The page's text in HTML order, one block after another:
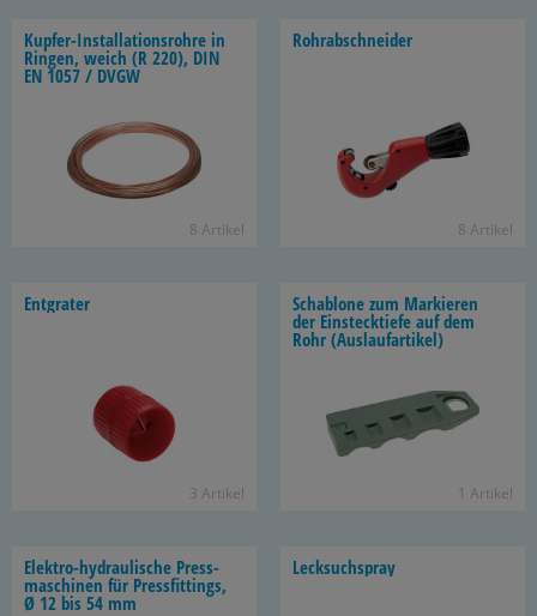
Kupfer-​Installationsrohre in
Rin­gen, weich (R 220), DIN
EN 1057 / DVGW
8 Ar­ti­kel
Rohr­ab­schnei­der
8 Ar­ti­kel
Ent­gra­ter
3 Ar­ti­kel
Scha­blo­ne zum Mar­kie­ren
der Ein­steck­tie­fe auf dem
Rohr (Aus­lauf­ar­ti­kel)
1 Ar­ti­kel
Elektro-​hydraulische Press­
ma­schi­nen für Press­fit­tings,
Ø 12 bis 54 mm
Leck­such­spray